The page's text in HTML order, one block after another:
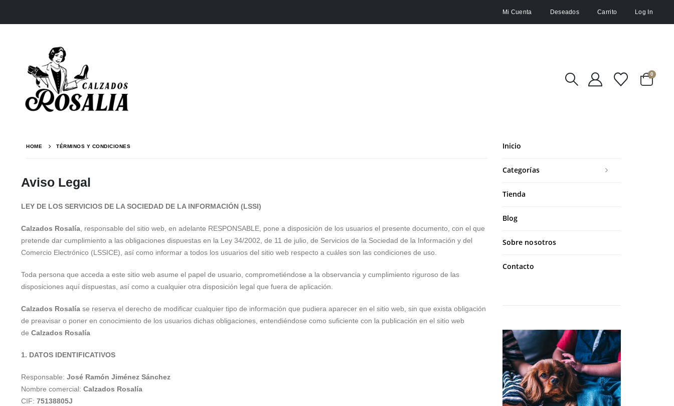
Mi Cuenta Deseados Carrito Log In
0
HOME TÉRMINOS Y CONDICIONES
Aviso Legal
LEY DE LOS SERVICIOS DE LA SOCIEDAD DE LA INFORMACIÓN (LSSI)
Calzados Rosalía , responsable del sitio web, en adelante RESPONSABLE, pone a disposición de los usuarios el presente documento, con el que
pretende dar cumplimiento a las obligaciones dispuestas en la Ley 34/2002, de 11 de julio, de Servicios de la Sociedad de la Información y del
Comercio Electrónico (LSSICE), así como informar a todos los usuarios del sitio web respecto a cuáles son las condiciones de uso.
Toda persona que acceda a este sitio web asume el papel de usuario, comprometiéndose a la observancia y cumplimiento riguroso de las
disposiciones aquí dispuestas, así como a cualquier otra disposición legal que fuera de aplicación.
Calzados Rosalía se reserva el derecho de modificar cualquier tipo de información que pudiera aparecer en el sitio web, sin que exista obligación
de preavisar o poner en conocimiento de los usuarios dichas obligaciones, entendiéndose como suficiente con la publicación en el sitio web
de Calzados Rosalía
1. DATOS IDENTIFICATIVOS
Responsable: José Ramón Jiménez Sánchez
Nombre comercial: Calzados Rosalía
CIF: 75138805J
Inicio
Categorías
Tienda
Blog
Sobre nosotros
Contacto